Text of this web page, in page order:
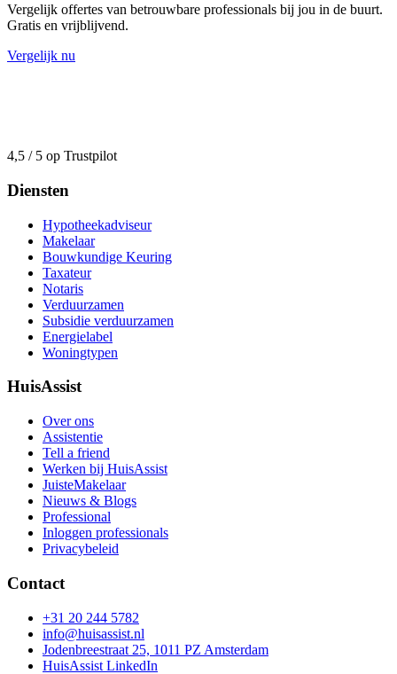
Vergelijk offertes van betrouwbare professionals bij jou in de buurt.
Gratis en vrijblijvend.
Vergelijk nu
4,5 / 5 op Trustpilot
Diensten
Hypotheekadviseur
Makelaar
Bouwkundige Keuring
Taxateur
Notaris
Verduurzamen
Subsidie verduurzamen
Energielabel
Woningtypen
HuisAssist
Over ons
Assistentie
Tell a friend
Werken bij HuisAssist
JuisteMakelaar
Nieuws & Blogs
Professional
Inloggen professionals
Privacybeleid
Contact
+31 20 244 5782
info@huisassist.nl
Jodenbreestraat 25, 1011 PZ Amsterdam
HuisAssist LinkedIn